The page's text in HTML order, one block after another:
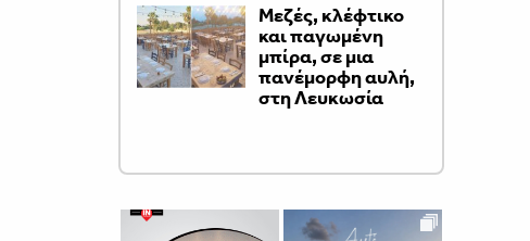
Μεζές, κλέφτικο
και παγωμένη
μπίρα, σε μια
πανέμορφη αυλή,
στη Λευκωσία